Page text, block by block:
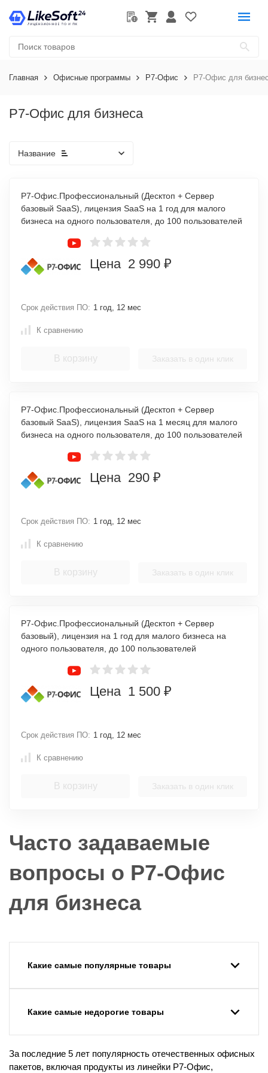
Главная Офисные программы Р7-Офис Р7-Офис для
Р7-Офис для бизнеса
Название
Р7-Офис.Профессиональный (Десктоп + Сервер
базовый SaaS), лицензия SaaS на 1 год для малого
бизнеса на одного пользователя, до 100 пользователей
Цена 2 990 ₽
Срок действия ПО: 1 год, 12 мес
К сравнению
В корзину Заказать в один клик
Р7-Офис.Профессиональный (Десктоп + Сервер
базовый SaaS), лицензия SaaS на 1 месяц для малого
бизнеса на одного пользователя, до 100 пользователей
Цена 290 ₽
Срок действия ПО: 1 год, 12 мес
К сравнению
В корзину Заказать в один клик
Р7-Офис.Профессиональный (Десктоп + Сервер
базовый), лицензия на 1 год для малого бизнеса на
одного пользователя, до 100 пользователей
Цена 1 500 ₽
Срок действия ПО: 1 год, 12 мес
К сравнению
В корзину Заказать в один клик
Часто задаваемые
вопросы о Р7-Офис
для бизнеса
Какие самые популярные товары
Какие самые недорогие товары
За последние 5 лет популярность отечественных офисных
пакетов, включая продукты из линейки Р7-Офис,